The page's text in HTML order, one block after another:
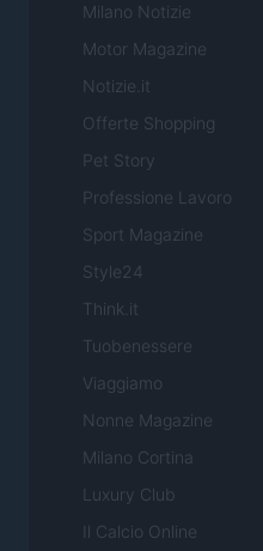
Milano Notizie
Motor Magazine
Notizie.it
Offerte Shopping
Pet Story
Professione Lavoro
Sport Magazine
Style24
Think.it
Tuobenessere
Viaggiamo
Nonne Magazine
Milano Cortina
Luxury Club
Il Calcio Online